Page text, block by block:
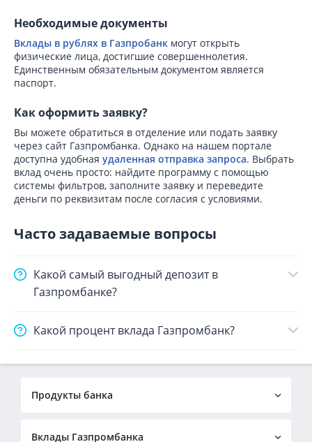
Необходимые документы
Вклады в рублях в Газпробанк могут открыть
физические лица, достигшие совершеннолетия.
Единственным обязательным документом является
паспорт.
Как оформить заявку?
Вы можете обратиться в отделение или подать заявку
через сайт Газпромбанка. Однако на нашем портале
доступна удобная удаленная отправка запроса. Выбрать
вклад очень просто: найдите программу с помощью
системы фильтров, заполните заявку и переведите
деньги по реквизитам после согласия с условиями.
Часто задаваемые вопросы
Какой самый выгодный депозит в
Газпромбанке?
Какой процент вклада Газпромбанк?
Продукты банка
Ипотека в Газпромбанке
Вклады Газпромбанка